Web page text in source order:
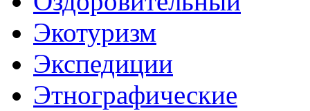
Экотуризм
Экспедиции
Этнографические